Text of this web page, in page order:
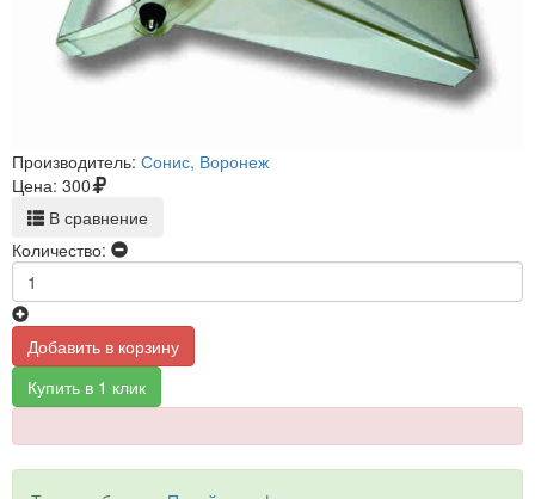
Производитель: Сонис, Воронеж
Цена: 300
В сравнение
Количество:
Добавить в корзину
Купить в 1 клик